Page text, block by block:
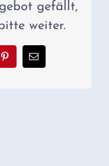
gefällt,
weiter.
Pinterest
E-
Mail